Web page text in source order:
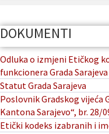
DOKUMENTI
Odluka o izmjeni Etičkog
funkcionera Grada Sarajeva
Statut Grada Sarajeva
Poslovnik Gradskog vijeća
Kantona Sarajevo“, br. 28/
Etički kodeks izabranih i